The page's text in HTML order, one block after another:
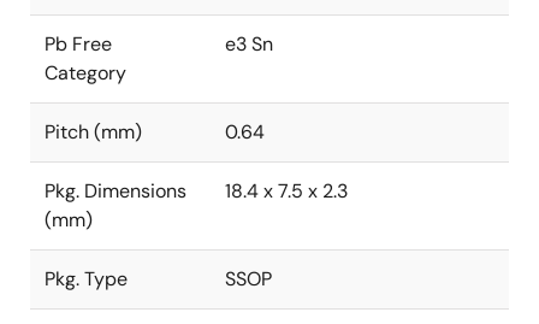
Pb Free
Category
e3 Sn
Pitch (mm) 0.64
Pkg. Dimensions
(mm)
18.4 x 7.5 x 2.3
Pkg. Type SSOP